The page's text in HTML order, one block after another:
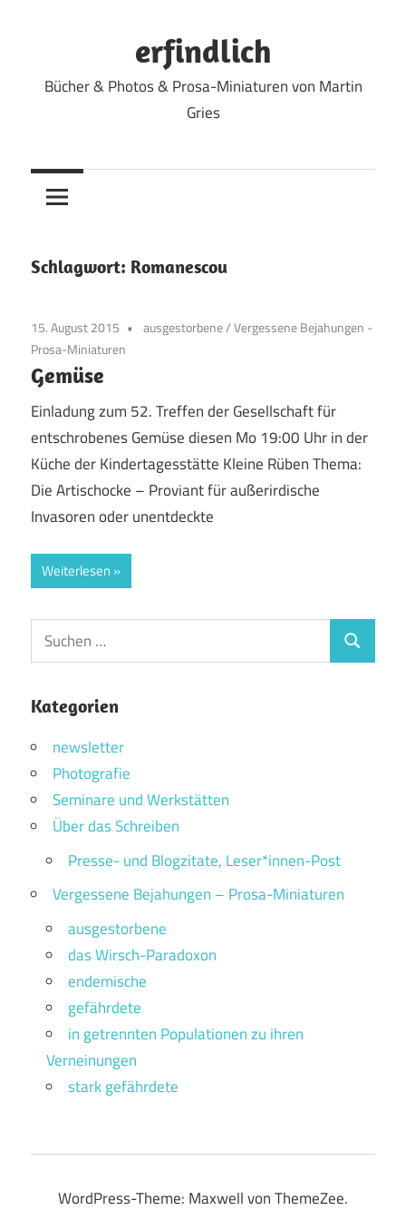
erfindlich
Bücher & Photos & Prosa-Miniaturen von Martin
Gries
Schlagwort: Romanescou
15. August 2015 ausgestorbene/Vergessene Bejahungen -
Prosa-Miniaturen
Gemüse
Einladung zum 52. Treffen der Gesellschaft für
entschrobenes Gemüse diesen Mo 19:00 Uhr in der
Küche der Kindertagesstätte Kleine Rüben Thema:
Die Artischocke – Proviant für außerirdische
Invasoren oder unentdeckte
Weiterlesen
Suchen
nach:
Suchen
Kategorien
newsletter
Photografie
Seminare und Werkstätten
Über das Schreiben
Presse- und Blogzitate, Leser*innen-Post
Vergessene Bejahungen – Prosa-Miniaturen
ausgestorbene
das Wirsch-Paradoxon
endemische
gefährdete
in getrennten Populationen zu ihren
Verneinungen
stark gefährdete
WordPress-Theme: Maxwell von ThemeZee.